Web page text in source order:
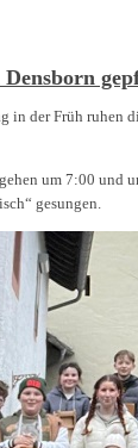
in der Früh
um 7:00 und
gesungen.